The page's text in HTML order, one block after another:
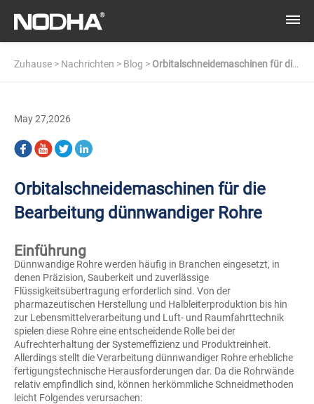
Zuhause > Nachrichten > Blog > Orbitalschneidemaschinen für die
May 27,2026
Orbitalschneidemaschinen für die
Bearbeitung dünnwandiger Rohre
Einführung
Dünnwandige Rohre werden häufig in Branchen eingesetzt, in
denen Präzision, Sauberkeit und zuverlässige
Flüssigkeitsübertragung erforderlich sind. Von der
pharmazeutischen Herstellung und Halbleiterproduktion bis hin
zur Lebensmittelverarbeitung und Luft- und Raumfahrttechnik
spielen diese Rohre eine entscheidende Rolle bei der
Aufrechterhaltung der Systemeffizienz und Produktreinheit.
Allerdings stellt die Verarbeitung dünnwandiger Rohre erhebliche
fertigungstechnische Herausforderungen dar. Da die Rohrwände
relativ empfindlich sind, können herkömmliche Schneidmethoden
leicht Folgendes verursachen: